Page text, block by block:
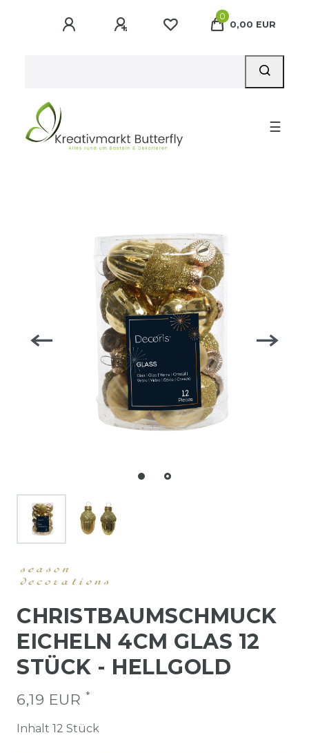
0
0,00 EUR
☰
CHRISTBAUMSCHMUCK
EICHELN 4CM GLAS 12
STÜCK - HELLGOLD
6,19 EUR *
Inhalt 12 Stück